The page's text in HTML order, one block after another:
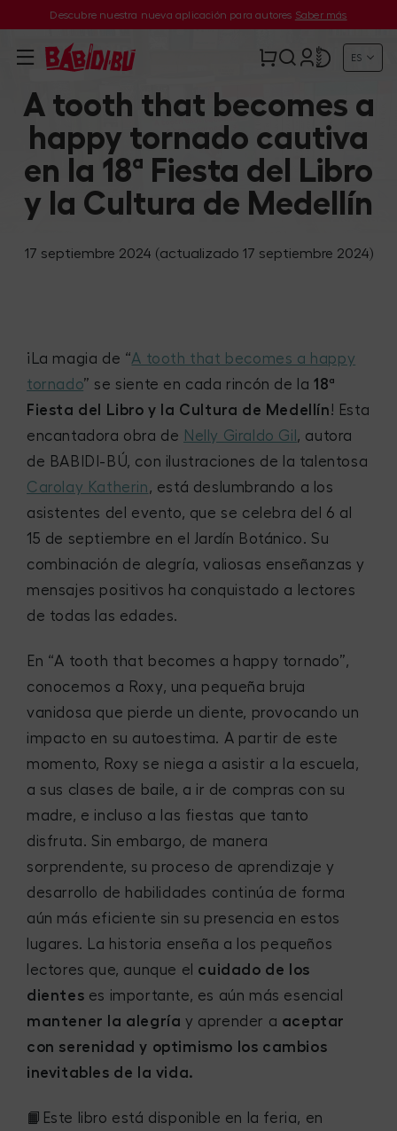
Descubre nuestra nueva aplicación para autores Saber más
ES
A tooth that becomes a
happy tornado cautiva
en la 18ª Fiesta del Libro
y la Cultura de Medellín
17 septiembre 2024 (actualizado 17 septiembre 2024)
¡La magia de “A tooth that becomes a happy
tornado” se siente en cada rincón de la18ª
Fiesta del Libro y la Cultura de Medellín! Esta
encantadora obra de Nelly Giraldo Gil , autora
de BABIDI-BÚ, con ilustraciones de la talentosa
Carolay Katherin , está deslumbrando a los
asistentes del evento, que se celebra del 6 al
15 de septiembre en el Jardín Botánico. Su
combinación de alegría, valiosas enseñanzas y
mensajes positivos ha conquistado a lectores
de todas las edades.
En “A tooth that becomes a happy tornado”,
conocemos a Roxy, una pequeña bruja
vanidosa que pierde un diente, provocando un
impacto en su autoestima. A partir de este
momento, Roxy se niega a asistir a la escuela,
a sus clases de baile, a ir de compras con su
madre, e incluso a las fiestas que tanto
disfruta. Sin embargo, de manera
sorprendente, su proceso de aprendizaje y
desarrollo de habilidades continúa de forma
aún más eficiente sin su presencia en estos
lugares. La historia enseña a los pequeños
lectores que, aunque el cuidado de los
dientes es importante, es aún más esencial
mantener la alegría y aprender a aceptar
con serenidad y optimismo los cambios
inevitables de la vida.
📙Este libro está disponible en la feria, en